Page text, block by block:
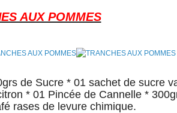
AUX POMMES
de Sucre * 01 sachet de sucre
* 01 Pincée de Cannelle *
rases de levure chimique.